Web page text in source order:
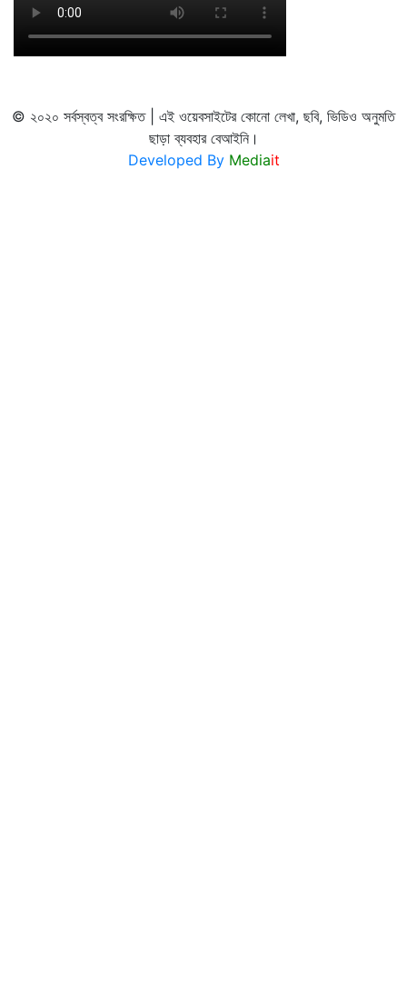
© ২০২০ সর্বস্বত্ব সংরক্ষিত | এই ওয়েবসাইটের কোনো লেখা, ছবি, ভিডিও অনুমতি
ছাড়া ব্যবহার বেআইনি।
Developed By Mediait